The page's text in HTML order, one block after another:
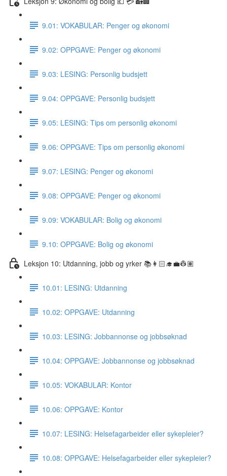
9.01: VOKABULAR: Penger og økonomi
9.02: OPPGAVE: Penger og økonomi
9.03: LESING: Personlig budsjett
9.04: OPPGAVE: Personlig budsjett
9.05: LESING: Tips om personlig økonomi
9.06: OPPGAVE: Tips om personlig økonomi
9.07: LESING: Penger og økonomi
9.08: OPPGAVE: Penger og økonomi
9.09: VOKABULAR: Bolig og økonomi
9.10: OPPGAVE: Bolig og økonomi
Leksjon 10: Utdanning, jobb og yrker 📚👩🏻‍🎓💼👷🏽
10.01: LESING: Utdanning
10.02: OPPGAVE: Utdanning
10.03: LESING: Jobbannonse og jobbsøknad
10.04: OPPGAVE: Jobbannonse og jobbsøknad
10.05: VOKABULAR: Kontor
10.06: OPPGAVE: Kontor
10.07: LESING: Helsefagarbeider eller sykepleier?
10.08: OPPGAVE: Helsefagarbeider eller sykepleier?